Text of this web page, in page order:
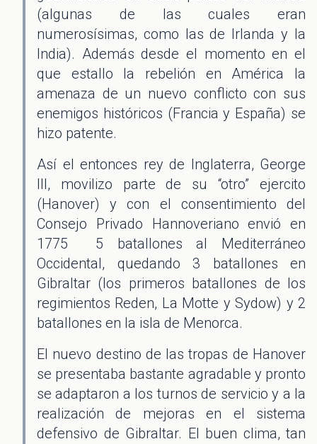
(algunas de las cuales eran
numerosísimas, como las de Irlanda y la
India). Además desde el momento en el
que estallo la rebelión en América la
amenaza de un nuevo conflicto con sus
enemigos históricos (Francia y España) se
hizo patente.
Así el entonces rey de Inglaterra, George
III, movilizo parte de su “otro” ejercito
(Hanover) y con el consentimiento del
Consejo Privado Hannoveriano envió en
1775 5 batallones al Mediterráneo
Occidental, quedando 3 batallones en
Gibraltar (los primeros batallones de los
regimientos Reden, La Motte y Sydow) y 2
batallones en la isla de Menorca.
El nuevo destino de las tropas de Hanover
se presentaba bastante agradable y pronto
se adaptaron a los turnos de servicio y a la
realización de mejoras en el sistema
defensivo de Gibraltar. El buen clima, tan